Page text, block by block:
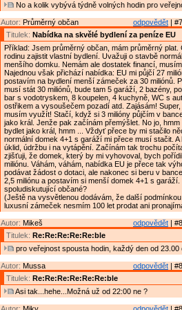
No a kolik vybývá týdně volných hodin pro
odpovědět |
Autor: Průměrný občan
Titulek: Nabídka na skvělé bydlení za peníze EU
Příklad: Jsem průměrný občan, mám průměrný plat.
rodinu zajistit vlastní bydlení. Uvažuji o stavbě
menšího domku. Nemám ale dostatek financí,
Najednou však přichází nabídka: EU mi půjčí 27
postavím na bydlení menší zámeček za 30 miliónů.
musí stát 30 miliónů, bude tam 5 garáží, 2 bazény,
bar s vodotryskem, 8 koupelen, 4 kuchyně, WC s
ostřikem a vysoušečem pozadí atd. Zajásám!
musím využít! Stačí, když si 3 milióny půjčím v
jako král. Jenže pak začínám přemýšlet. No jo, hmm
bydlet jako král, hmm ... Vždyť přece by mi stačilo
normální domek 4+1 s garáží mi přece musí stačit. A
úklid, údržbu i na vytápění. Začínám tak trochu
zjišťuji, že domek, který by mi vyhovoval, bych
miliónu. Váhám, váhám, nabídka EU je přece tak
podávat žádost o dotaci, ale nakonec si beru v
2,5 miliónu a postavím si menší domek 4+1 s
spoludiskutující občané?
(Ještě na vysvětlenou dodávám, že další
luxusní zámeček nesmím 100 let prodat ani
odpovědět |
Autor: Mikeš
Titulek: Re:Re:Re:Re:Re:ble
pro veřejnost spousta hodin, každý den od 23.00
odpovědět |
Autor: Mussa
Titulek: Re:Re:Re:Re:Re:Re:ble
Asi tak...hehe...Možná už od 22:00 ne ?